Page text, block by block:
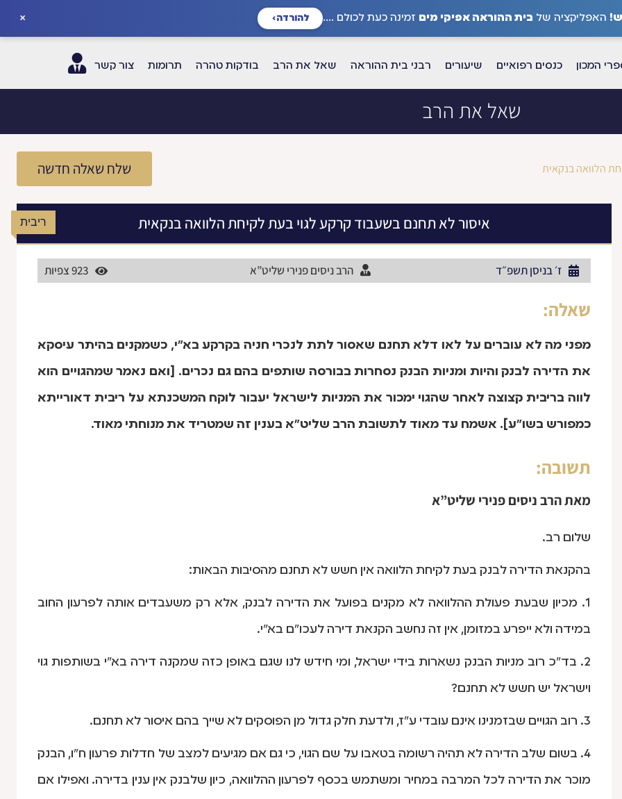
האפליקציה של בית ההוראה אפיקי מים זמינה כעת לכולם .... להורדה›
×
המכון כנסים רפואיים שיעורים רבני בית ההוראה שאל את הרב בודקות טהרה תרומות צור קשר
שאל את הרב
הלוואה בנקאית שלח שאלה חדשה
ריבית איסור לא תחנם בשעבוד קרקע לגוי בעת לקיחת הלוואה בנקאית
ז׳ בניסן תשפ״ד הרב ניסים פנירי שליט”א 923 צפיות
שאלה:
מפני מה לא עוברים על לאו דלא תחנם שאסור לתת לנכרי חניה בקרקע בא"י, כשמקנים בהיתר עיסקא
את הדירה לבנק והיות ומניות הבנק נסחרות בבורסה שותפים בהם גם נכרים. [ואם נאמר שמהגויים הוא
לווה בריבית קצוצה לאחר שהגוי ימכור את המניות לישראל יעבור לוקח המשכנתא על ריבית דאורייתא
כמפורש בשו"ע]. אשמח עד מאוד לתשובת הרב שליט"א בענין זה שמטריד את מנוחתי מאוד.
תשובה:
מאתהרב ניסים פנירי שליט”א
שלום רב.
בהקנאת הדירה לבנק בעת לקיחת הלוואה אין חשש לא תחנם מהסיבות הבאות:
1. מכיון שבעת פעולת ההלוואה לא מקנים בפועל את הדירה לבנק, אלא רק משעבדים אותה לפרעון החוב
במידה ולא ייפרע במזומן, אין זה נחשב הקנאת דירה לעכו"ם בא"י.
2. בד"כ רוב מניות הבנק נשארות בידי ישראל, ומי חידש לנו שגם באופן כזה שמקנה דירה בא"י בשותפות גוי
וישראל יש חשש לא תחנם?
3. רוב הגויים שבזמנינו אינם עובדי ע"ז, ולדעת חלק גדול מן הפוסקים לא שייך בהם איסור לא תחנם.
4. בשום שלב הדירה לא תהיה רשומה בטאבו על שם הגוי, כי גם אם מגיעים למצב של חדלות פרעון ח"ו, הבנק
מוכר את הדירה לכל המרבה במחיר ומשתמש בכסף לפרעון ההלוואה, כיון שלבנק אין ענין בדירה. ואפילו אם